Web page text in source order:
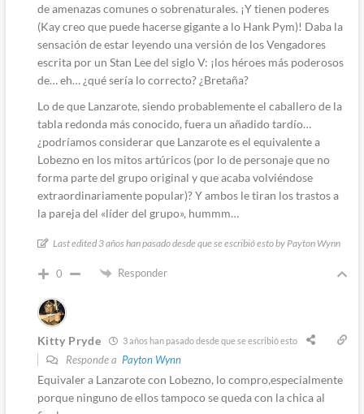
de amenazas comunes o sobrenaturales. ¡Y tienen poderes
(Kay creo que puede hacerse gigante a lo Hank Pym)! Daba la
sensación de estar leyendo una versión de los Vengadores
escrita por un Stan Lee del siglo V: ¡los héroes más poderosos
de… eh… ¿qué sería lo correcto? ¿Bretaña?
Lo de que Lanzarote, siendo probablemente el caballero de la
tabla redonda más conocido, fuera un añadido tardío…
¿podríamos considerar que Lanzarote es el equivalente a
Lobezno en los mitos artúricos (por lo de personaje que no
forma parte del grupo original y que acaba volviéndose
extraordinariamente popular)? Y ambos le tiran los trastos a
la pareja del «líder del grupo», hummm…
Last edited 3 años han pasado desde que se escribió esto by Payton Wynn
0 Responder
Kitty Pryde 3 años han pasado desde que se escribió esto
Responde a Payton Wynn
Equivaler a Lanzarote con Lobezno, lo compro,especialmente
porque ninguno de ellos tampoco se queda con la chica al